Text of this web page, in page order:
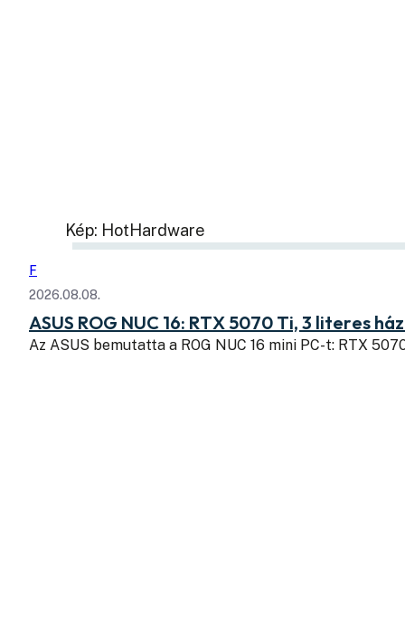
Kép: HotHardware
F
2026.08.08.
ASUS ROG NUC 16: RTX 5070 Ti, 3 literes
Az ASUS bemutatta a ROG NUC 16 mini PC-t: RTX